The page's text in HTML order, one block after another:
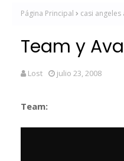
Página Principal casi angeles
Team y
Lost julio 23, 2008
Team: